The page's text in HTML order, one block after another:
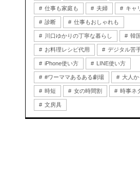
仕事も家庭も 夫婦 キャ
診断 仕事もおしゃれも
川口ゆかりの丁寧な暮らし 韓
お料理レシピ代用 デジタル苦
iPhone使い方 LINE使い方
#ワーママあるある劇場 大人
時短 女の時間割 時事ネ
文房具